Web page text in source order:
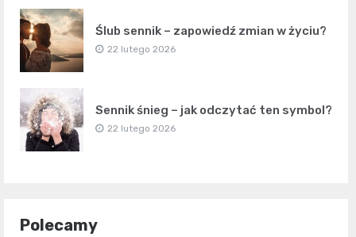
Ślub sennik – zapowiedź zmian w życiu?
22 lutego 2026
Sennik śnieg – jak odczytać ten symbol?
22 lutego 2026
Polecamy